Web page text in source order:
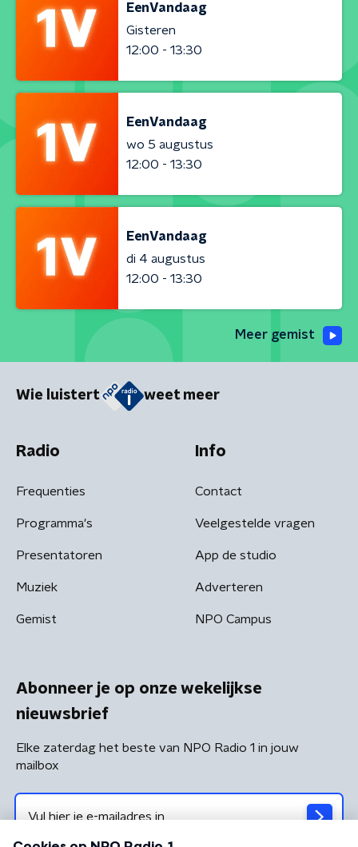
EenVandaag
Gisteren
12:00 - 13:30
EenVandaag
wo 5 augustus
12:00 - 13:30
EenVandaag
di 4 augustus
12:00 - 13:30
Meer gemist
Wie luistert weet meer
Radio
Frequenties
Programma's
Presentatoren
Muziek
Gemist
Info
Contact
Veelgestelde vragen
App de studio
Adverteren
NPO Campus
Abonneer je op onze wekelijkse
nieuwsbrief
Elke zaterdag het beste van NPO Radio 1 in jouw
mailbox